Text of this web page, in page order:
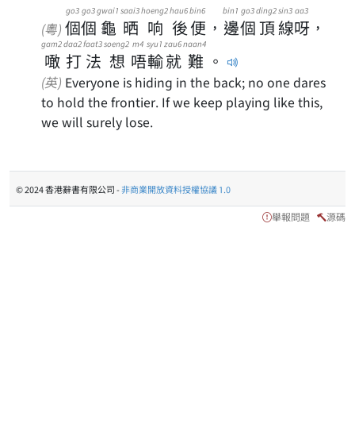
(粵) 個
go3
個
go3
龜
gwai1
晒
saai3
响
hoeng2
後
hau6
便
bin6
， 邊
bin1
個
go3
頂
ding2
線
sin3
呀
aa3
，
噉
gam2
打
daa2
法
faat3
想
soeng2
唔
m4
輸
syu1
就
zau6
難
naan4
。
(英) Everyone is hiding in the back; no one dares
to hold the frontier. If we keep playing like this,
we will surely lose.
© 2024 香港辭書有限公司 -非商業開放資料授權協議 1.0
舉報問題 源碼